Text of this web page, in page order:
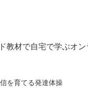
教材で自宅で学ぶオ
を育てる発達体操